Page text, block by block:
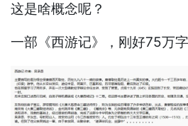
这是啥概念呢？
一部《西游记》，刚好75万字